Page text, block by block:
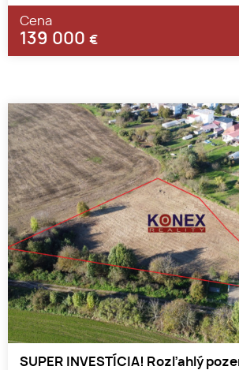
Cena
139 000 €
SUPER INVESTÍCIA! Rozľahlý